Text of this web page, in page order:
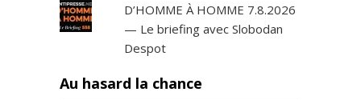
D’HOMME À HOMME 7.8.2026
— Le briefing avec Slobodan
Despot
Au hasard la chance